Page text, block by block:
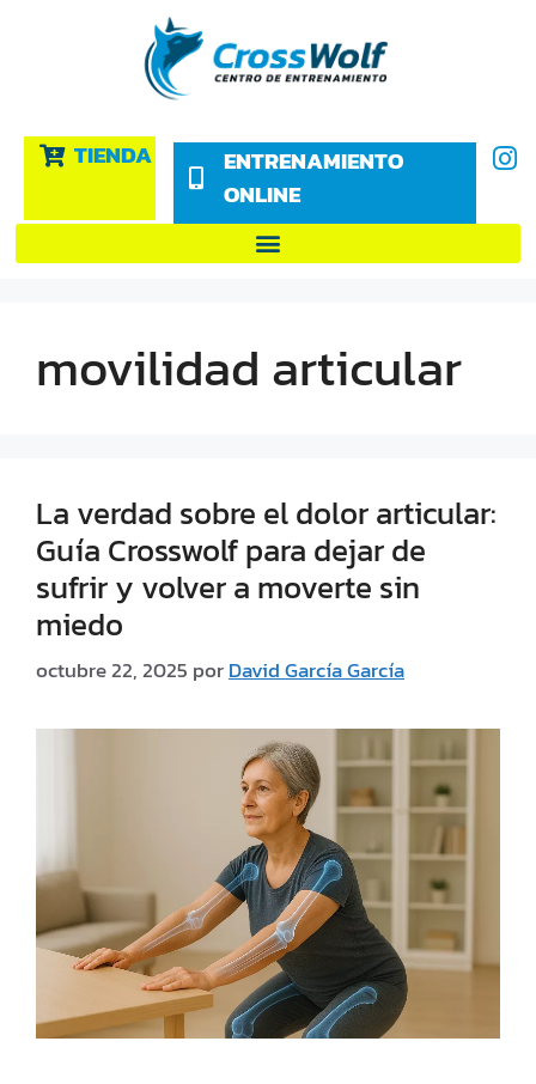
TIENDA
ENTRENAMIENTO
ONLINE
movilidad articular
La verdad sobre el dolor articular:
Guía Crosswolf para dejar de
sufrir y volver a moverte sin
miedo
octubre 22, 2025 porDavid García García